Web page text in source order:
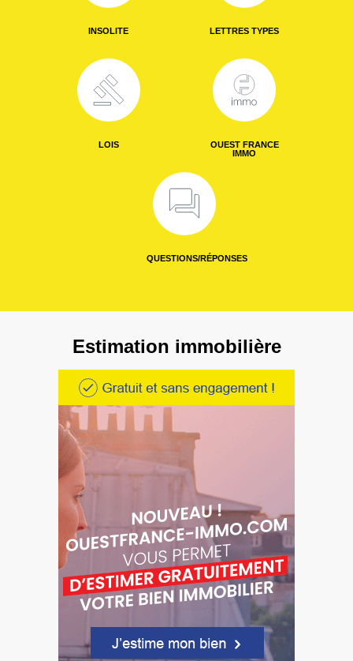
INSOLITE LETTRES TYPES
LOIS
OUEST FRANCE
IMMO
QUESTIONS/RÉPONSES
Estimation immobilière